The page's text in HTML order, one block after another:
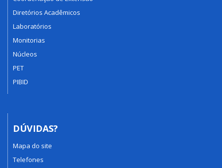
Diretórios Acadêmicos
Laboratórios
Monitorias
Núcleos
PET
PIBID
DÚVIDAS?
Mapa do site
Telefones